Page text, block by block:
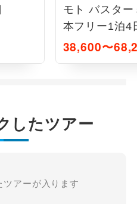
モト バスタ
本フリー1泊4
38,600〜
したツアー
アーが入ります